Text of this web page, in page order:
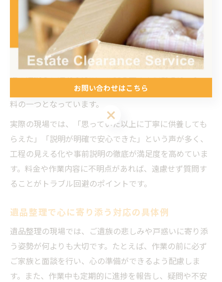
品物の仕分けから供養、処分まで一貫して対応します。
仕分けの際は、ご家族の意向を優先し、「形見分け」
「保管」「供養」「廃棄」の4分類で進めるのが一般的
です。特に供養が必要な品については、地域の寺院や神
す。供養証明書の発行を希望される場合も多く、安心材
料の一つとなっています。
実際の現場では、「思っていた以上に丁寧に供養しても
らえた」「説明が明確で安心できた」という声が多く、
工程の見える化や事前説明の徹底が満足度を高めていま
す。料金や作業内容に不明点があれば、遠慮せず質問す
ることがトラブル回避のポイントです。
遺品整理で心に寄り添う対応の具体例
遺品整理の現場では、ご遺族の悲しみや戸惑いに寄り添
う姿勢が何よりも大切です。たとえば、作業の前に必ず
ご家族と面談を行い、心の準備ができるよう配慮しま
す。また、作業中も定期的に進捗を報告し、疑問や不安
お問い合わせはこちら
お問い合わせはこちら